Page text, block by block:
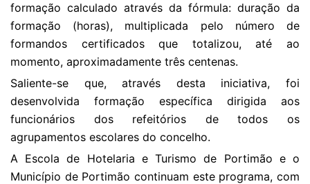
formação calculado através da fórmula: duração da
formação (horas), multiplicada pelo número de
formandos certificados que totalizou, até ao
momento, aproximadamente três centenas.
Saliente-se que, através desta iniciativa, foi
desenvolvida formação específica dirigida aos
funcionários dos refeitórios de todos os
agrupamentos escolares do concelho.
A Escola de Hotelaria e Turismo de Portimão e o
Município de Portimão continuam este programa, com